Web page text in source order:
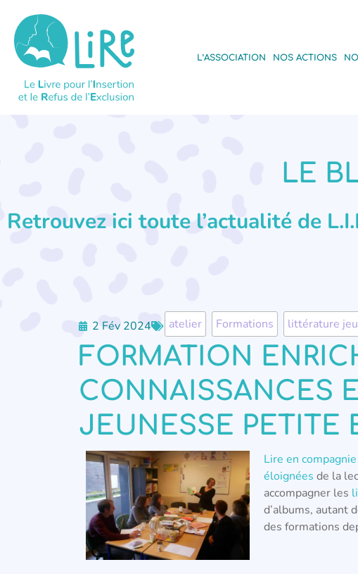
L’ASSOCIATION NOS ACTIONS
LE
Retrouvez ici toute l’actualité de
2 Fév 2024 atelier Formations littérature
FORMATION
CONNAISSANCES
JEUNESSE PETITE
Lire en
éloignées de la
accompagner les
d’albums, autant
des formations